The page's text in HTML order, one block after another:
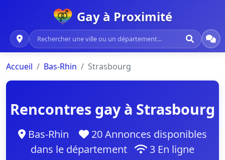
Gay à Proximité
Accueil Bas-Rhin Strasbourg
Rencontres gay à Strasbourg
Bas-Rhin
20 Annonces disponibles
dans le département
3 En ligne